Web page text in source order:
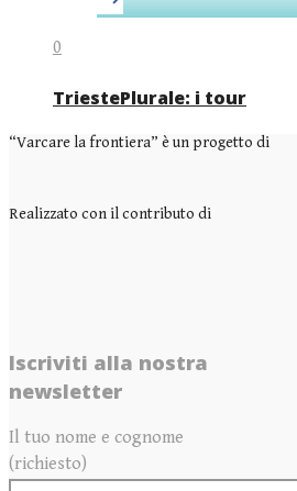
0
TriestePlurale: i tour
“Varcare la frontiera” è un progetto di
Realizzato con il contributo di
Iscriviti alla nostra
newsletter
Il tuo nome e cognome
(richiesto)